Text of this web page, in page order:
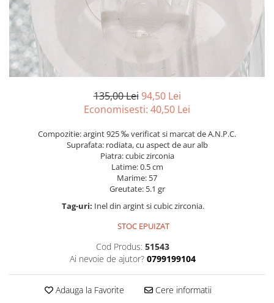
marimea 52
marimea 53
marimea 54
marimea 55
marimea 56
marimea 60
marime reglabila
135,00 Lei 94,50 Lei
Economisesti: 40,50 Lei
Compozitie: argint 925 ‰ verificat si marcat de A.N.P.C.
Suprafata: rodiata, cu aspect de aur alb
Piatra: cubic zirconia
Latime: 0.5 cm
Marime: 57
Greutate: 5.1 gr
Tag-uri: Inel din argint si cubic zirconia.
STOC EPUIZAT
Cod Produs: 51543
Ai nevoie de ajutor? 0799199104
Adauga la Favorite Cere informatii